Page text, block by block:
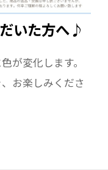
いた方へ♪
が変化します。
お楽しみくださ